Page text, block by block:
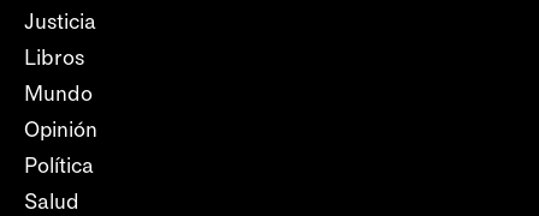
Justicia
Libros
Mundo
Opinión
Política
Salud